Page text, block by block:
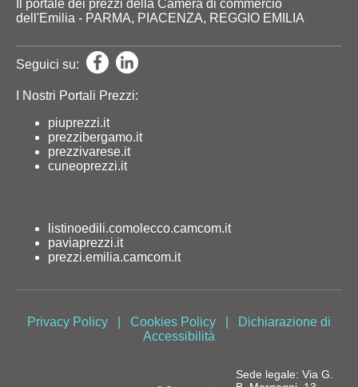
Il portale dei prezzi della Camera di commercio
dell'Emilia - PARMA, PIACENZA, REGGIO EMILIA
Seguici su:
I Nostri Portali Prezzi:
piuprezzi.it
prezzibergamo.it
prezzivarese.it
cuneoprezzi.it
listinoedili.comolecco.camcom.it
paviaprezzi.it
prezzi.emilia.camcom.it
Privacy Policy Cookies Policy
Dichiarazione di
Accessibilità
Sede legale: Via G.